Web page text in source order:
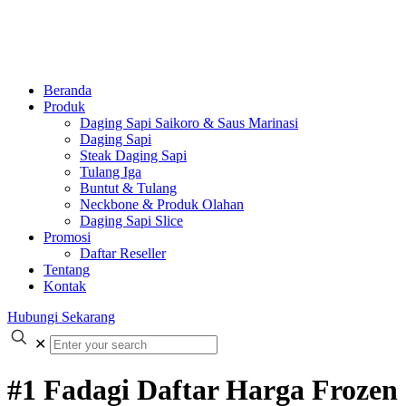
Beranda
Produk
Daging Sapi Saikoro & Saus Marinasi
Daging Sapi
Steak Daging Sapi
Tulang Iga
Buntut & Tulang
Neckbone & Produk Olahan
Daging Sapi Slice
Promosi
Daftar Reseller
Tentang
Kontak
Hubungi Sekarang
✕
#1 Fadagi Daftar Harga Frozen